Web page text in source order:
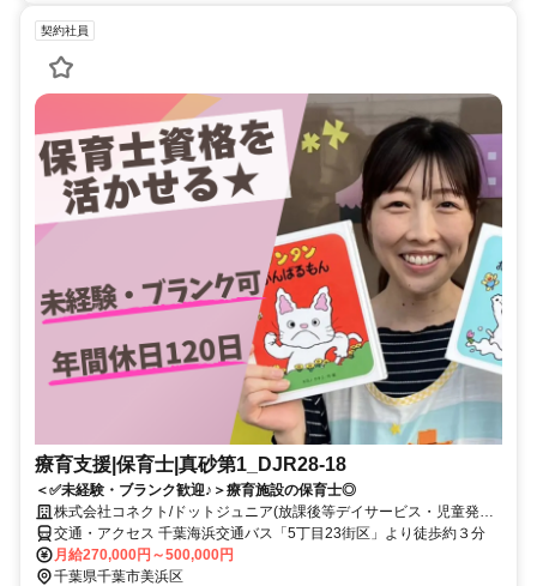
契約社員
療育支援|保育士|真砂第1_DJR28-18
＜✅未経験・ブランク歓迎♪＞療育施設の保育士◎
株式会社コネクト/ドットジュニア(放課後等デイサービス・児童発達
支援) 真砂第1教室
交通・アクセス 千葉海浜交通バス「5丁目23街区」より徒歩約３分
月給270,000円～500,000円
千葉県千葉市美浜区